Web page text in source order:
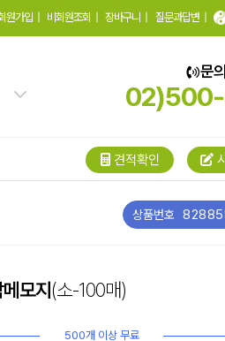
원가입 비회원조회 장바구니 질문과답변
문
견적확인
상품번호
모지(소-100매)
500개 이상 무료